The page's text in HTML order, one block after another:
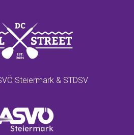
Steiermark & STDSV